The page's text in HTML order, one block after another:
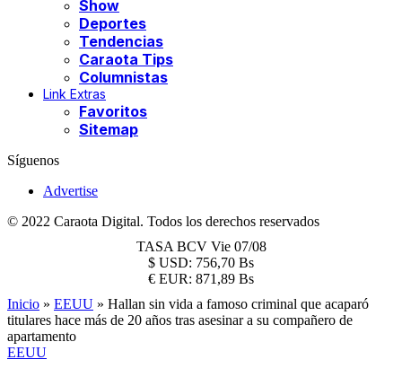
Show
Deportes
Tendencias
Caraota Tips
Columnistas
Link Extras
Favoritos
Sitemap
Síguenos
Advertise
© 2022 Caraota Digital. Todos los derechos reservados
TASA BCV Vie 07/08
$ USD: 756,70 Bs
€ EUR: 871,89 Bs
Inicio » EEUU » Hallan sin vida a famoso criminal que acaparó
titulares hace más de 20 años tras asesinar a su compañero de
apartamento
EEUU